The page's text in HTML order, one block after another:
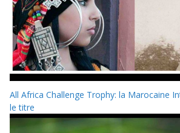
All Africa Challenge Trophy: la Marocaine
le titre